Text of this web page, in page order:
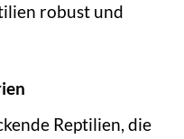
robust und
Reptilien, die